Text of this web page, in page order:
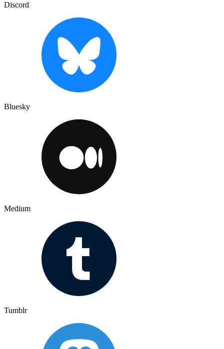
Discord
Bluesky
Medium
Tumblr